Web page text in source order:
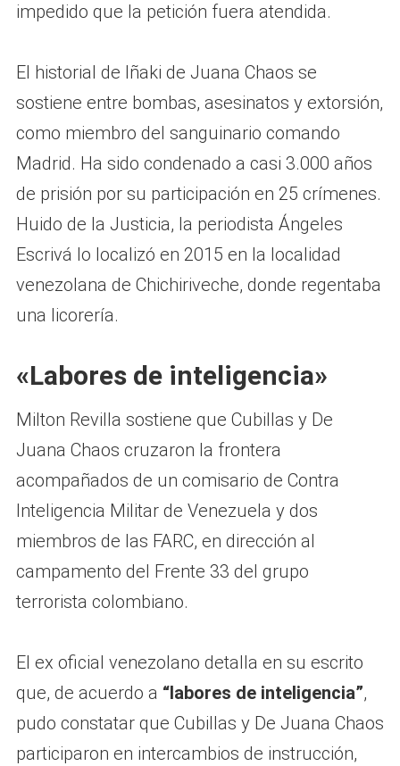
impedido que la petición fuera atendida.
El historial de Iñaki de Juana Chaos se
sostiene entre bombas, asesinatos y extorsión,
como miembro del sanguinario comando
Madrid. Ha sido condenado a casi 3.000 años
de prisión por su participación en 25 crímenes.
Huido de la Justicia, la periodista Ángeles
Escrivá lo localizó en 2015 en la localidad
venezolana de Chichiriveche, donde regentaba
una licorería.
«Labores de inteligencia»
Milton Revilla sostiene que Cubillas y De
Juana Chaos cruzaron la frontera
acompañados de un comisario de Contra
Inteligencia Militar de Venezuela y dos
miembros de las FARC, en dirección al
campamento del Frente 33 del grupo
terrorista colombiano.
El ex oficial venezolano detalla en su escrito
que, de acuerdo a “labores de inteligencia”,
pudo constatar que Cubillas y De Juana Chaos
participaron en intercambios de instrucción,